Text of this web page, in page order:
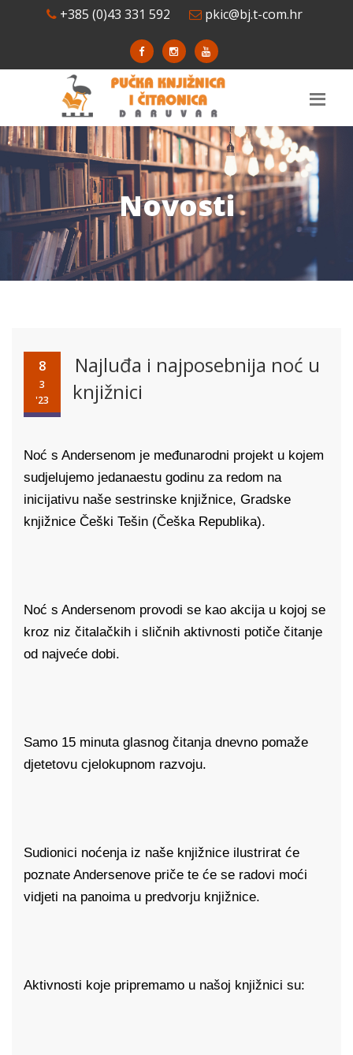
+385 (0)43 331 592 pkic@bj.t-com.hr
Novosti
8
3
'23
Najluđa i najposebnija noć u
knjižnici
Noć s Andersenom je međunarodni projekt u kojem
sudjelujemo jedanaestu godinu za redom na
inicijativu naše sestrinske knjižnice, Gradske
knjižnice Češki Tešin (Češka Republika).
Noć s Andersenom provodi se kao akcija u kojoj se
kroz niz čitalačkih i sličnih aktivnosti potiče čitanje
od najveće dobi.
Samo 15 minuta glasnog čitanja dnevno pomaže
djetetovu cjelokupnom razvoju.
Sudionici noćenja iz naše knjižnice ilustrirat će
poznate Andersenove priče te će se radovi moći
vidjeti na panoima u predvorju knjižnice.
Aktivnosti koje pripremamo u našoj knjižnici su: